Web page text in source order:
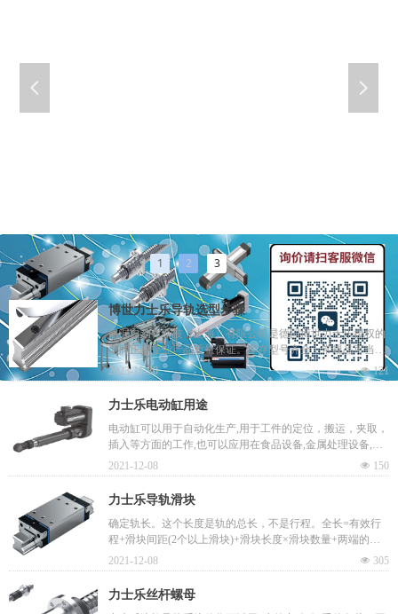
博世力士乐导轨选型步骤
凯渥自动化科技（上海）有限公司是德国博世力士乐授权的
老牌正规企业产品质量保证。库存型号齐全，常规品可当天
出货。专业的售前和售后团队。
넶 121
2023-11-30
力士乐电动缸用途
电动缸可以用于自动化生产,用于工件的定位，搬运，夹取，
插入等方面的工作,也可以应用在食品设备,金属处理设备,纺
织品机械,木工设备,移载设备，往复喷涂机,印刷设备,机械手
臂,包装机设备,化学制品设备,自动点胶设备,自动化加工设备
工件定位设备,贴标签机、激光切割定位、水切割定位、超声
焊接定位、医疗设备,太阳能设备等。这些设备上都是可以应
用的到的。
넶 150
2021-12-08
力士乐导轨滑块
确定轨长。这个长度是轨的总长，不是行程。全长=有效行
程+滑块间距(2个以上滑块)+滑块长度×滑块数量+两端的安
全行程，如果增加了防护罩，需要加上两端防护罩的压缩长
度。需要注意的是，事先问清楚该品牌该规格导轨整支的*
大长度，超过这个长度是需要对接使用的...
넶 305
2021-12-08
力士乐丝杆螺母
1 2 3
넳 넲